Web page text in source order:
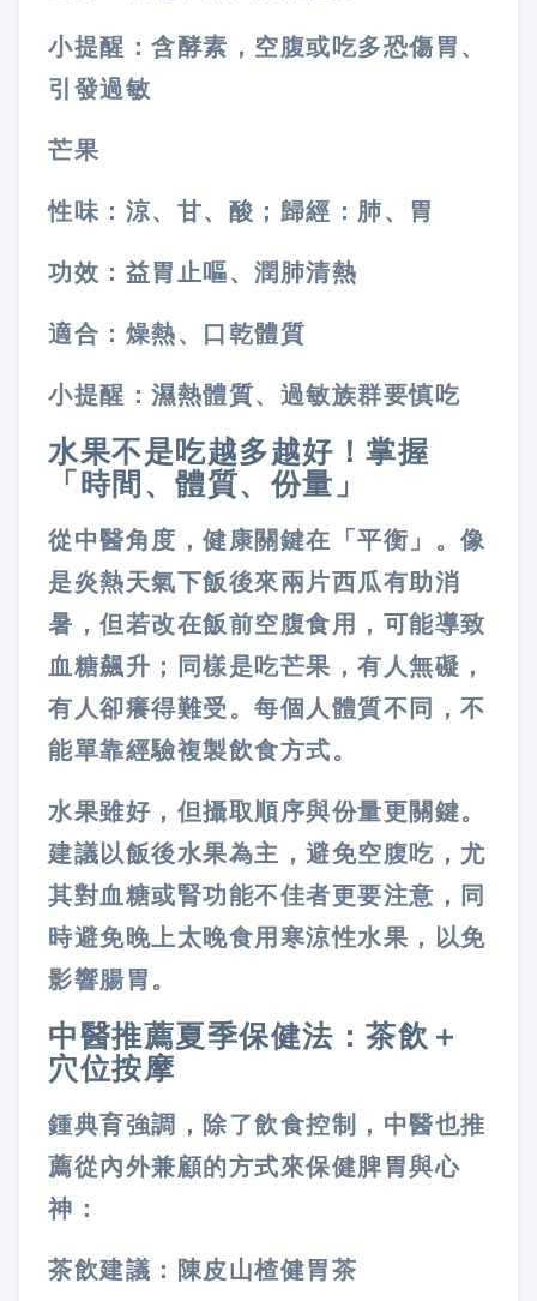
小提醒：含酵素，空腹或吃多恐傷胃、
引發過敏
芒果
性味：涼、甘、酸；歸經：肺、胃
功效：益胃止嘔、潤肺清熱
適合：燥熱、口乾體質
小提醒：濕熱體質、過敏族群要慎吃
水果不是吃越多越好！掌握
「時間、體質、份量」
從中醫角度，健康關鍵在「平衡」。像
是炎熱天氣下飯後來兩片西瓜有助消
暑，但若改在飯前空腹食用，可能導致
血糖飆升；同樣是吃芒果，有人無礙，
有人卻癢得難受。每個人體質不同，不
能單靠經驗複製飲食方式。
水果雖好，但攝取順序與份量更關鍵。
建議以飯後水果為主，避免空腹吃，尤
其對血糖或腎功能不佳者更要注意，同
時避免晚上太晚食用寒涼性水果，以免
影響腸胃。
中醫推薦夏季保健法：茶飲＋
穴位按摩
鍾典育強調，除了飲食控制，中醫也推
薦從內外兼顧的方式來保健脾胃與心
神：
茶飲建議：陳皮山楂健胃茶